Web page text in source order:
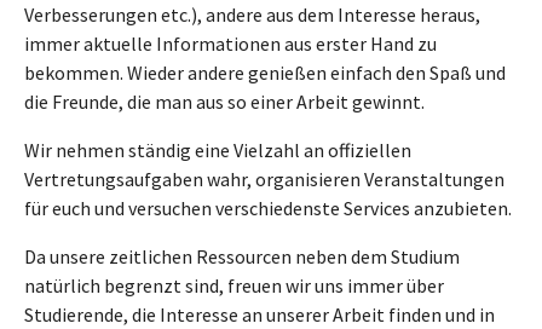
Verbesserungen etc.), andere aus dem Interesse heraus,
immer aktuelle Informationen aus erster Hand zu
bekommen. Wieder andere genießen einfach den Spaß und
die Freunde, die man aus so einer Arbeit gewinnt.
Wir nehmen ständig eine Vielzahl an offiziellen
Vertretungsaufgaben wahr, organisieren Veranstaltungen
für euch und versuchen verschiedenste Services anzubieten.
Da unsere zeitlichen Ressourcen neben dem Studium
natürlich begrenzt sind, freuen wir uns immer über
Studierende, die Interesse an unserer Arbeit finden und in